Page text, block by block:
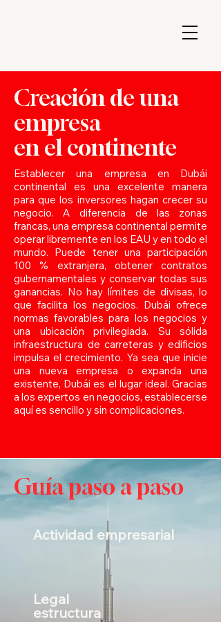
Creación de una
empresa
en el continente
Establecer una empresa en Dubái
continental es una excelente manera
para que los inversores hagan crecer su
negocio. A diferencia de las zonas
francas, una empresa continental permite
operar libremente en los EAU y en todo el
mundo. Puede tener una participación
100 % extranjera, obtener contratos
gubernamentales y conservar todas sus
ganancias. No hay límites de divisas, lo
que facilita los negocios. Dubái ofrece
normas favorables para los negocios y
una ubicación privilegiada. Su sólida
infraestructura de carreteras y edificios
impulsa el crecimiento. Ya sea que inicie
una nueva empresa o expanda una
existente, Dubái es el lugar ideal. Gracias
a los expertos en negocios, establecerse
aquí es sencillo y sin complicaciones.
Guía paso a paso
Actividad empresarial
Legal
estructura